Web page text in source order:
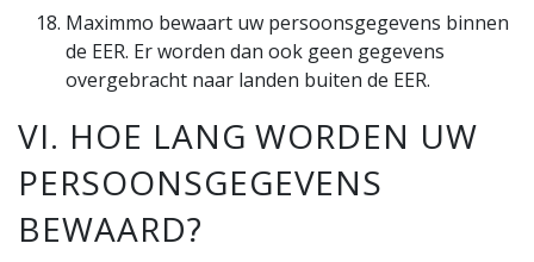
Maximmo bewaart uw persoonsgegevens binnen
de EER. Er worden dan ook geen gegevens
overgebracht naar landen buiten de EER.
VI. HOE LANG WORDEN UW
PERSOONSGEGEVENS
BEWAARD?